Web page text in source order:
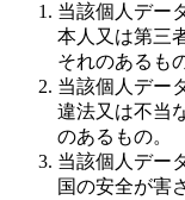
当該個人デー
本人又は第三
それのあるも
当該個人デー
違法又は不当
のあるもの。
当該個人デー
国の安全が害